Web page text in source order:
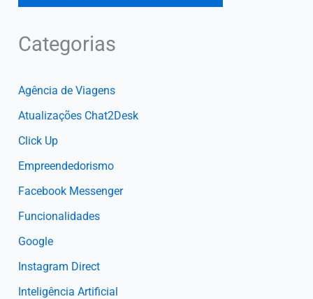
Categorias
Agência de Viagens
Atualizações Chat2Desk
Click Up
Empreendedorismo
Facebook Messenger
Funcionalidades
Google
Instagram Direct
Inteligência Artificial